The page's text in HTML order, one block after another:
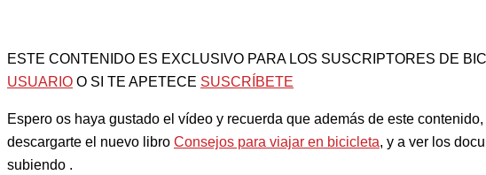
ESTE CONTENIDO ES EXCLUSIVO PARA LOS SUSCRIPTORES DE
USUARIO O SI TE APETECE SUSCRÍBETE
Espero os haya gustado el vídeo y recuerda que además de este
descargarte el nuevo libro Consejos para viajar en bicicleta, y a ver los
subiendo .